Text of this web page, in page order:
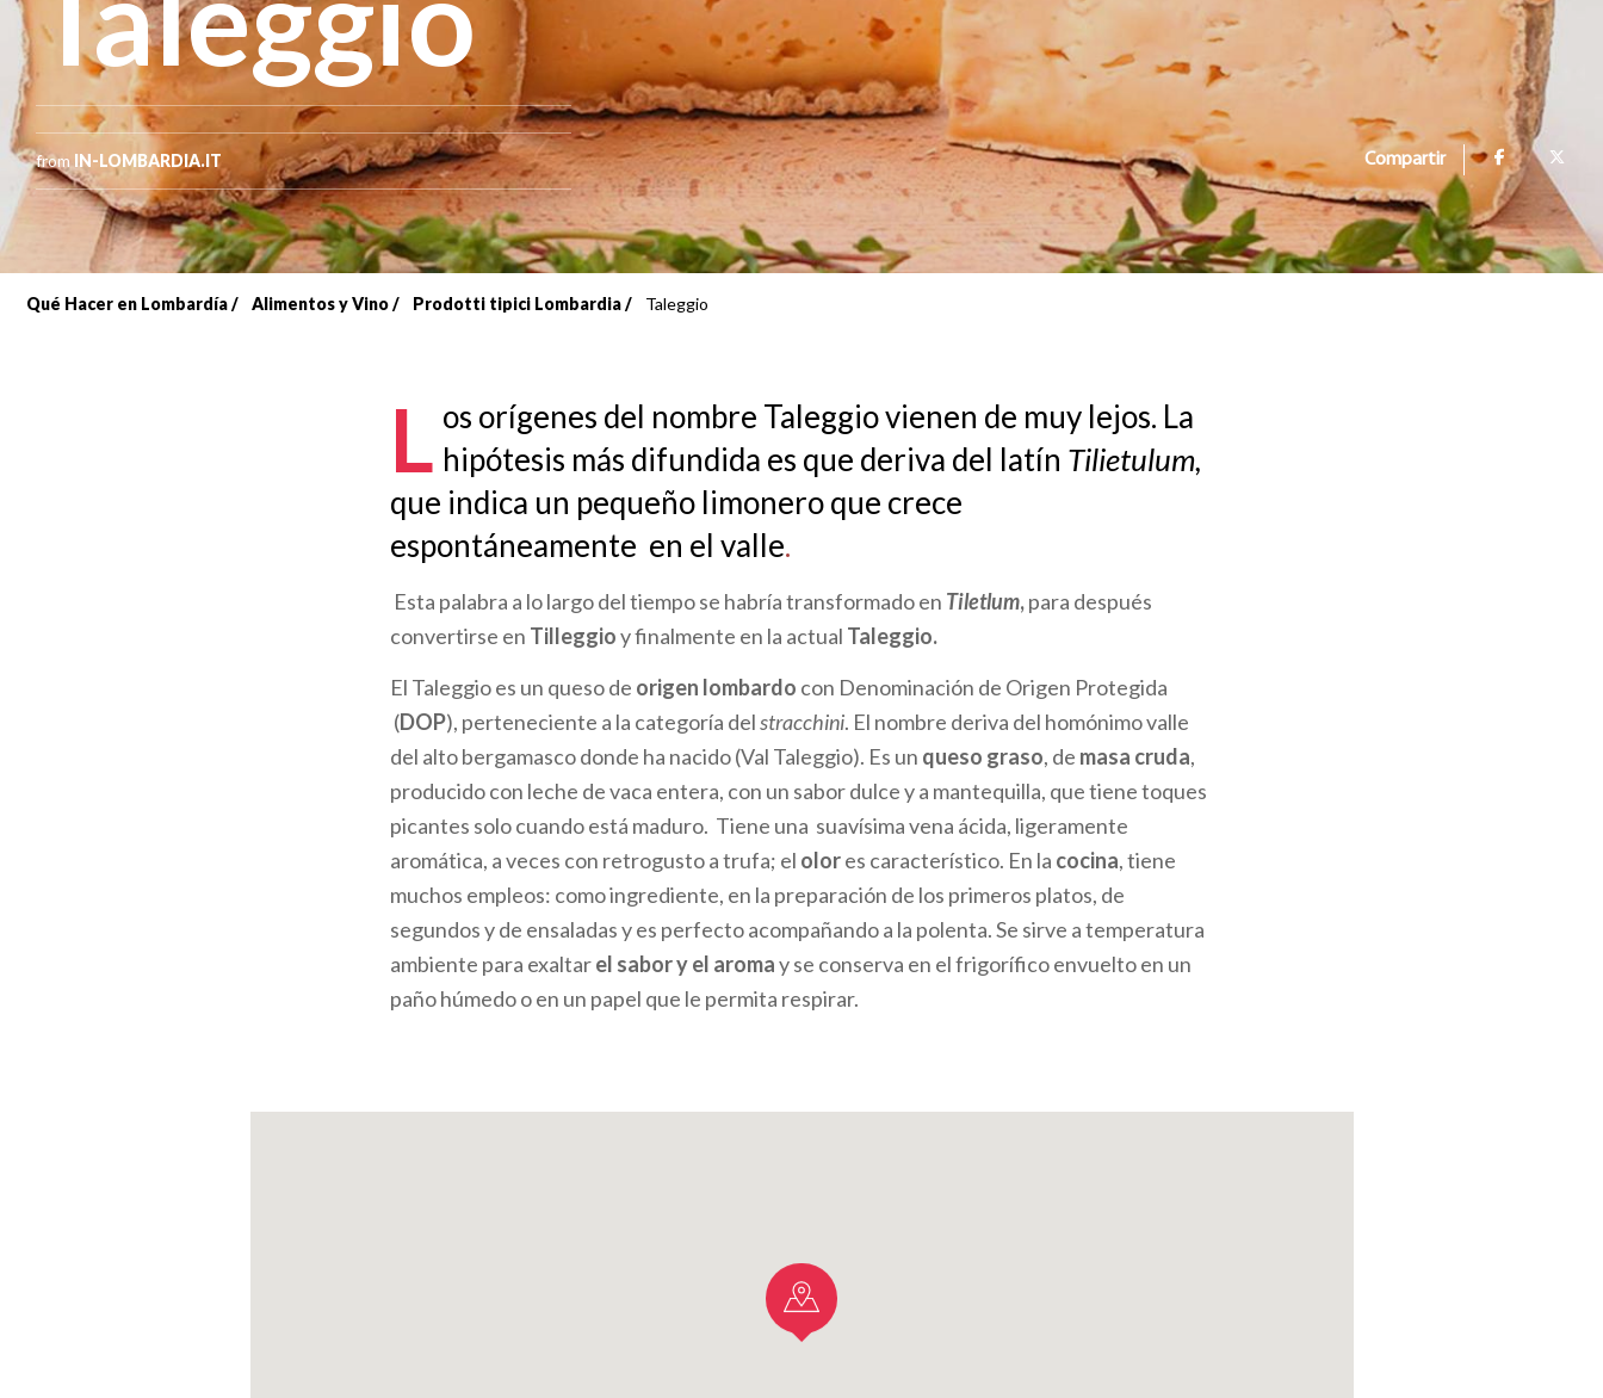
from IN-LOMBARDIA.IT Compartir
Sobrescribir
Qué Hacer en Lombardía Alimentos y Vino Prodotti tipici Lombardia Taleggio
L os orígenes del nombre Taleggio vienen de muy lejos. La
hipótesis más difundida es que deriva del latín Tilietulum,
que indica un pequeño limonero que crece
espontáneamente en el valle.
Esta palabra a lo largo del tiempo se habría transformado en Tiletlum,para después
convertirse en Tilleggioy finalmente en la actual Taleggio.
El Taleggio es un queso de origen lombardo con Denominación de Origen Protegida
(DOP), perteneciente a la categoría delstracchini. El nombre deriva del homónimo valle
del alto bergamasco donde ha nacido (Val Taleggio). Es un queso graso, de masa cruda,
producido con leche de vaca entera, con un sabor dulce y a mantequilla, que tiene toques
picantes solo cuando está maduro. Tiene una suavísima vena ácida, ligeramente
aromática, a veces con retrogusto a trufa; el olores característico. En la cocina, tiene
muchos empleos: como ingrediente, en la preparación de los primeros platos, de
segundos y de ensaladas y es perfecto acompañando a la polenta. Se sirve a temperatura
ambiente para exaltarel sabor y el aromay se conserva en el frigorífico envuelto en un
paño húmedo o en un papel que le permita respirar.